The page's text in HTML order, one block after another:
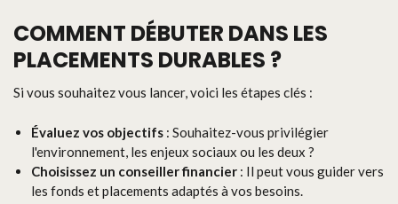
COMMENT DÉBUTER DANS LES
PLACEMENTS DURABLES ?
Si vous souhaitez vous lancer, voici les étapes clés :
Évaluez vos objectifs : Souhaitez-vous privilégier
l'environnement, les enjeux sociaux ou les deux ?
Choisissez un conseiller financier : Il peut vous guider vers
les fonds et placements adaptés à vos besoins.